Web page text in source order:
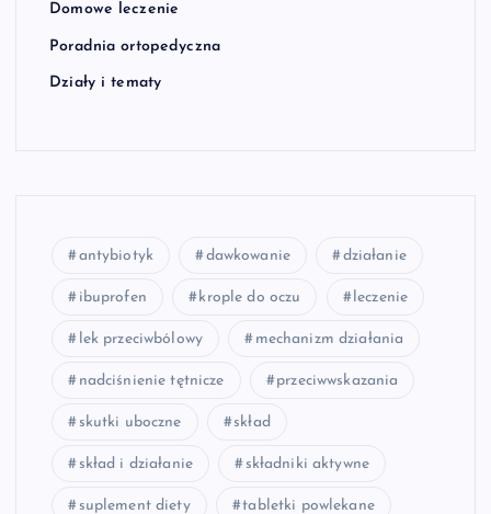
Domowe leczenie
Poradnia ortopedyczna
Działy i tematy
antybiotyk dawkowanie działanie
ibuprofen krople do oczu leczenie
lek przeciwbólowy mechanizm działania
nadciśnienie tętnicze przeciwwskazania
skutki uboczne skład
skład i działanie składniki aktywne
suplement diety tabletki powlekane